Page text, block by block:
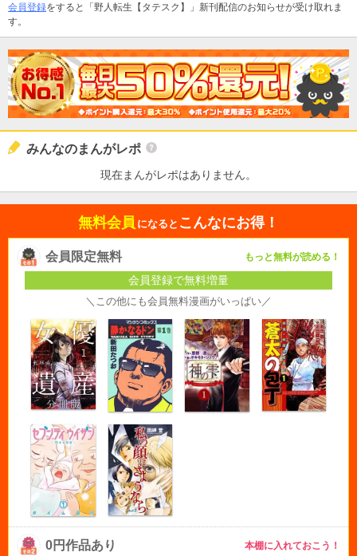
会員登録をすると「野人転生【タテスク】」新刊配信のお知らせが受け取れま
す。
みんなのまんがレポ
現在まんがレポはありません。
無料会員 になると こんなにお得！
会員限定無料 もっと無料が読める！
会員登録で無料増量
＼この他にも会員無料漫画がいっぱい／
0円作品あり 本棚に入れておこう！